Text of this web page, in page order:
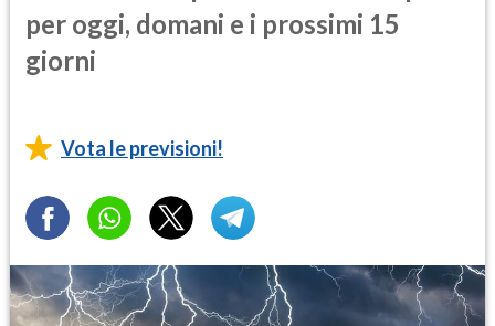
per oggi, domani e i prossimi 15
giorni
Vota le previsioni!